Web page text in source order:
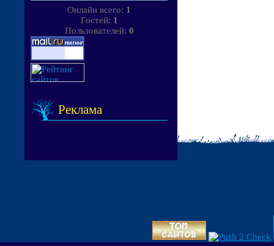
Онлайн всего: 1
Гостей: 1
Пользователей: 0
Реклама